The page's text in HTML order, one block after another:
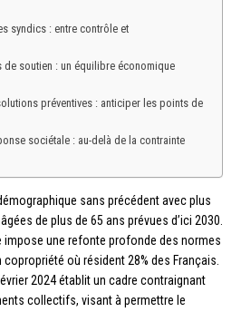
syndics : entre contrôle et
de soutien : un équilibre économique
préventives : anticiper les points de
sociétale : au-delà de la contrainte
sans précédent avec plus
de plus de 65 ans prévues d’ici 2030.
une refonte profonde des normes
où résident 28% des Français.
2024 établit un cadre contraignant
collectifs, visant à permettre le